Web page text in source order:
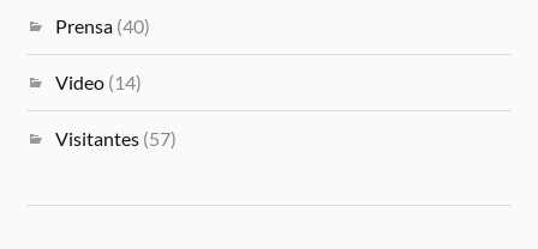
Prensa (40)
Video (14)
Visitantes (57)